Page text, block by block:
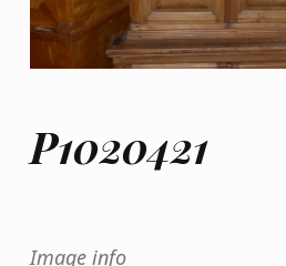
P1020421
Image info